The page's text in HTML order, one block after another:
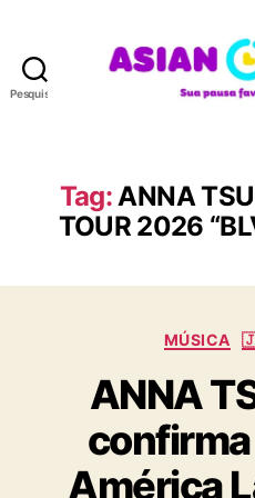
Pesquisar
Tag:ANNA
TOUR 2026
t
o
r
MÚSICA
ANNA
América